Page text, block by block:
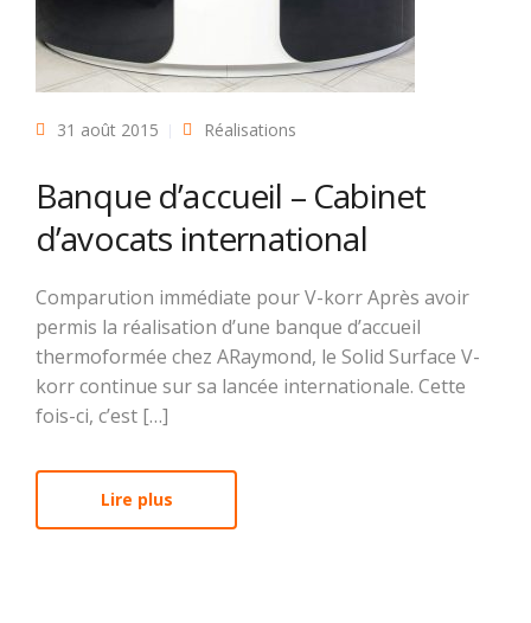
31 août 2015 Réalisations
Banque d’accueil – Cabinet
d’avocats international
Comparution immédiate pour V-korr Après avoir
permis la réalisation d’une banque d’accueil
thermoformée chez ARaymond, le Solid Surface V-
korr continue sur sa lancée internationale. Cette
fois-ci, c’est […]
Lire plus